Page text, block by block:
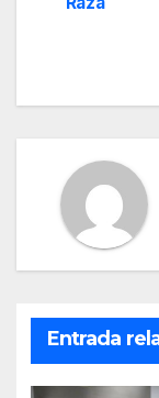
Entrada